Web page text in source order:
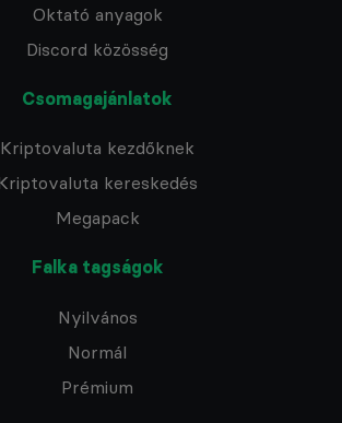
Oktató anyagok
Discord közösség
Csomagajánlatok
Kriptovaluta kezdőknek
kereskedés
Megapack
Falka tagságok
Nyilvános
Normál
Prémium